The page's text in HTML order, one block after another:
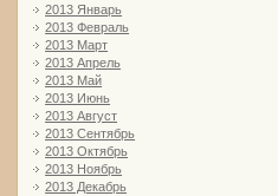
2013 Январь
2013 Февраль
2013 Март
2013 Апрель
2013 Май
2013 Июнь
2013 Август
2013 Сентябрь
2013 Октябрь
2013 Ноябрь
2013 Декабрь